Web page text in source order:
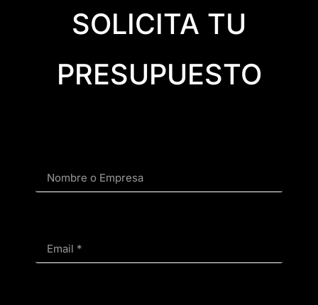
SOLICITA TU
PRESUPUESTO